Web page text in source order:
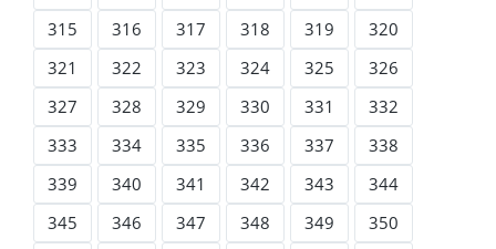
315
316 317 318 319
320
321
322 323 324 325
326
327
328 329 330 331
332
333
334 335 336 337
338
339
340 341 342 343
344
345
346 347 348 349
350